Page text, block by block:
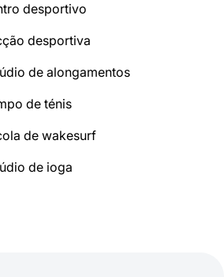
desportivo
desportiva
de alongamentos
de ténis
de wakesurf
de ioga